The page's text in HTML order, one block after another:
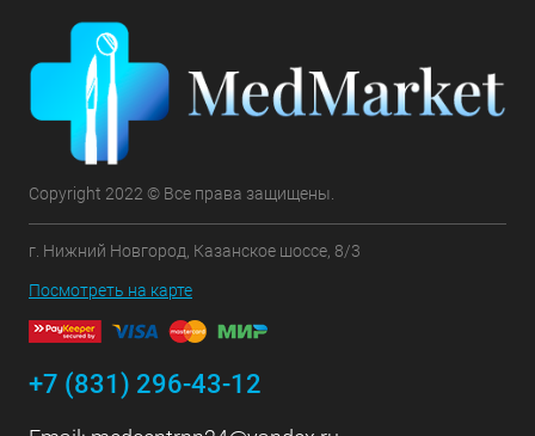
Copyright 2022 © Все права защищены.
г. Нижний Новгород, Казанское шоссе, 8/3
Посмотреть на карте
+7 (831) 296-43-12